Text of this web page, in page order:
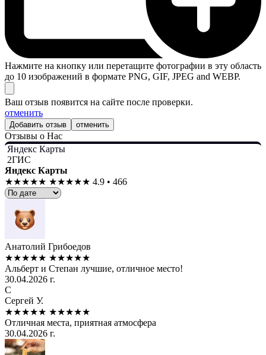
Нажмите на кнопку или перетащите фотографии в эту область
до 10 изображений в формате PNG, GIF, JPEG and WEBP.
Ваш отзыв появится на сайте после проверки.
отменить
отменить
Отзывы о Нас
Яндекс Карты
2ГИС
Яндекс Карты
★★★★★ ★★★★★ 4.9 • 466
Анатолий Грибоедов
★★★★★ ★★★★★
Альберт и Степан лучшие, отличное место!
30.04.2026 г.
С
Сергей У.
★★★★★ ★★★★★
Отличная места, приятная атмосфера
30.04.2026 г.